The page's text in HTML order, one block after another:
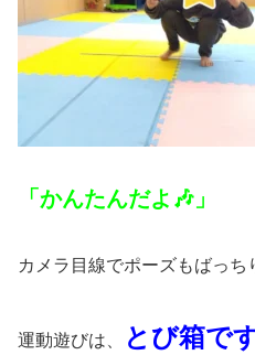
「かんたんだよ🎶」
カメラ目線でポーズもばっち
運動遊びは、 とび箱で